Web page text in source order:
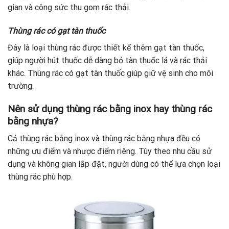
gian và công sức thu gom rác thải.
Thùng rác có gạt tàn thuốc
Đây là loại thùng rác được thiết kế thêm gạt tàn thuốc,
giúp người hút thuốc dễ dàng bỏ tàn thuốc lá và rác thải
khác. Thùng rác có gạt tàn thuốc giúp giữ vệ sinh cho môi
trường.
Nên sử dụng thùng rác bằng inox hay thùng rác
bằng nhựa?
Cả thùng rác bằng inox và thùng rác bằng nhựa đều có
những ưu điểm và nhược điểm riêng. Tùy theo nhu cầu sử
dụng và không gian lắp đặt, người dùng có thể lựa chọn loại
thùng rác phù hợp.